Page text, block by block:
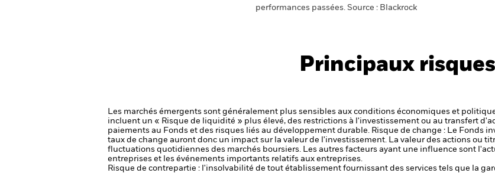
performances passées. Source : Blackrock
Principaux risques
Les marchés émergents sont généralement plus sensibles aux conditions économiques et
incluent un « Risque de liquidité » plus élevé, des restrictions à l'investissement ou au transfert
paiements au Fonds et des risques liés au développement durable. Risque de change : Le Fonds
taux de change auront donc un impact sur la valeur de l'investissement. La valeur des actions ou
fluctuations quotidiennes des marchés boursiers. Les autres facteurs ayant une influence sont
entreprises et les événements importants relatifs aux entreprises.
Risque de contrepartie : l'insolvabilité de tout établissement fournissant des services tels que la